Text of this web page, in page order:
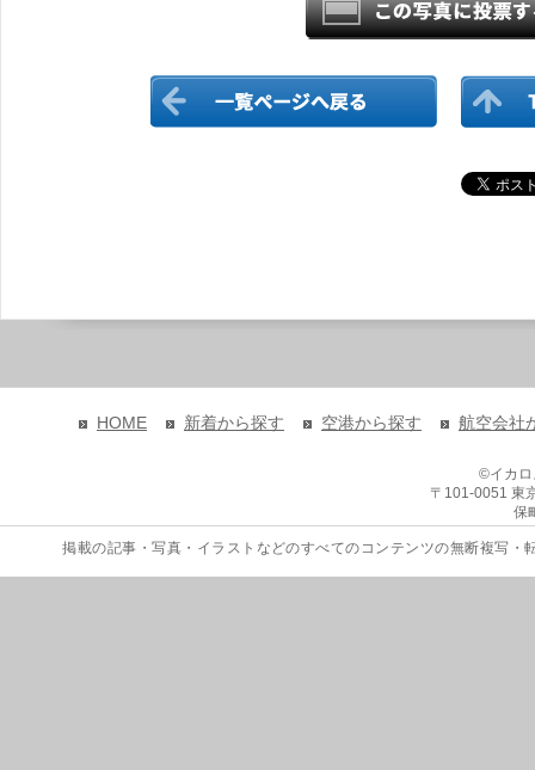
HOME 新着から探す 空港から探す 航空会社
©イカ
〒101-0051 東
保
掲載の記事・写真・イラストなどのすべてのコンテンツの無断複